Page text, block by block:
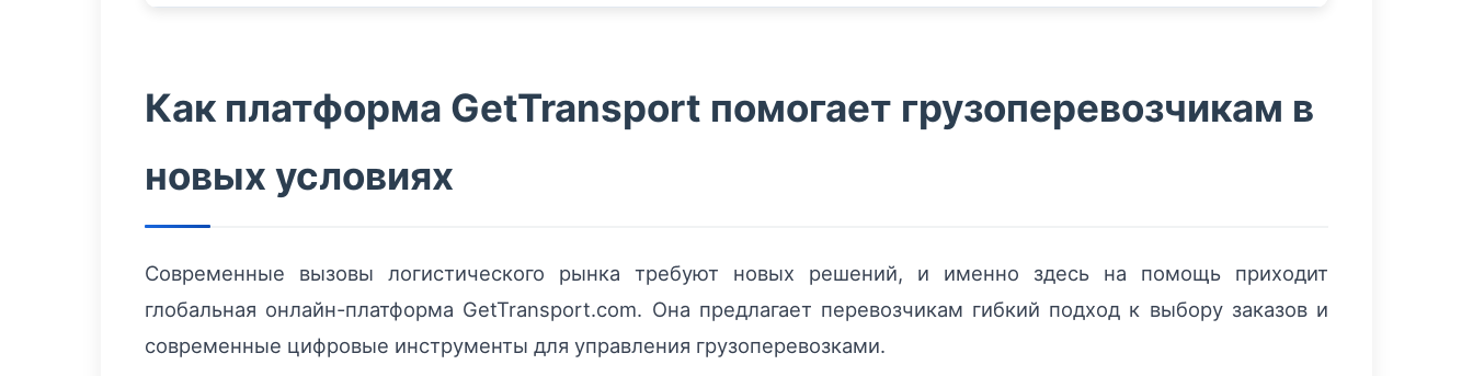
Как платформа GetTransport помогает грузоперевозчикам в
новых условиях
Современные вызовы логистического рынка требуют новых решений, и именно здесь на помощь приходит
глобальная онлайн-платформа GetTransport.com. Она предлагает перевозчикам гибкий подход к выбору заказов и
современные цифровые инструменты для управления грузоперевозками.